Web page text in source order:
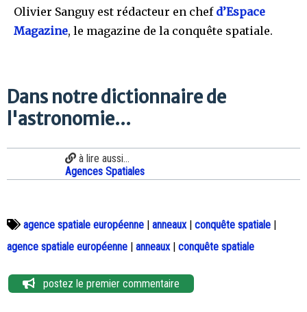
Olivier Sanguy est rédacteur en chef d’Espace
Magazine, le magazine de la conquête spatiale.
Dans notre dictionnaire de
l'astronomie...
à lire aussi...
Agences Spatiales
agence spatiale européenne | anneaux| conquête spatiale |
agence spatiale européenne | anneaux| conquête spatiale
postez le premier commentaire